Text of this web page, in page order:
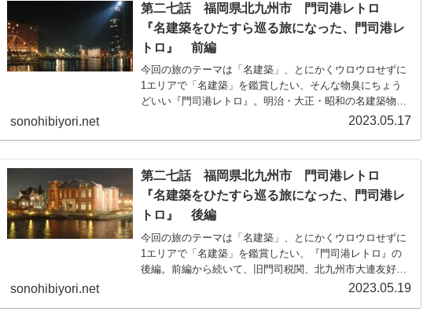
第二七話 福岡県北九州市 門司港レトロ
『名建築をひたすら巡る旅になった、門司港レ
トロ』 前編
今回の旅のテーマは「名建築」、とにかくウロウロせずに
1エリアで「名建築」を鑑賞したい、そんな物臭にちょう
どいい『門司港レトロ』。明治・大正・昭和の名建築物を
残す観光スポット、そんな港街を歩いてみた。門司港駅か
sonohibiyori.net 2023.05.17
第二七話 福岡県北九州市 門司港レトロ
『名建築をひたすら巡る旅になった、門司港レ
トロ』 後編
今回の旅のテーマは「名建築」、とにかくウロウロせずに
1エリアで「名建築」を鑑賞したい、『門司港レトロ』の
後編。前編から続いて、旧門司税関、北九州市大連友好記
念館、門司港レトロを俯瞰で見れる門司港レトロ展望室。
sonohibiyori.net 2023.05.19